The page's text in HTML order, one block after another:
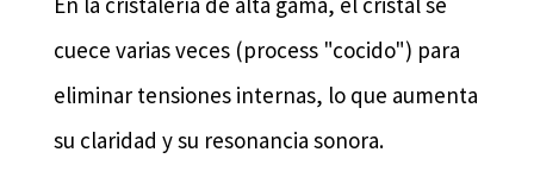
cuece varias veces (process "cocido") para
eliminar tensiones internas, lo que aumenta
su claridad y su resonancia sonora.